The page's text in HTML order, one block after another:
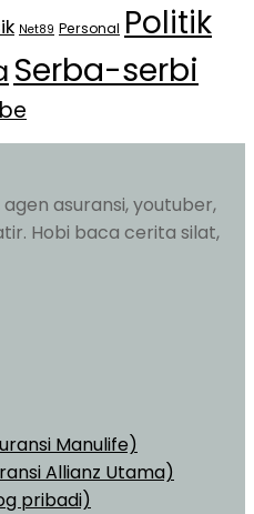
Net89 Personal Politik
Serba-serbi
asuransi, youtuber,
Hobi baca cerita silat,
Manulife)
Allianz Utama)
pribadi)